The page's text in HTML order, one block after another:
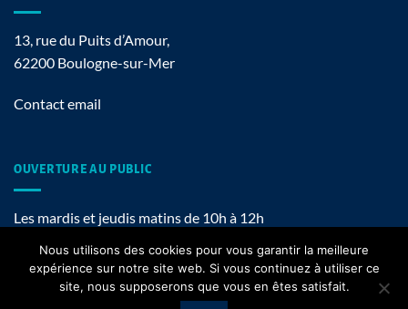
13, rue du Puits d’Amour,
62200 Boulogne-sur-Mer
Contact email
OUVERTURE AU PUBLIC
Les mardis et jeudis matins de 10h à 12h
Mentions légales
Nous utilisons des cookies pour vous garantir la meilleure
expérience sur notre site web. Si vous continuez à utiliser ce
site, nous supposerons que vous en êtes satisfait.